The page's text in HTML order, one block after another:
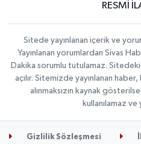
RESMİ
Sitede yayınlanan içerik ve
Yayınlanan yorumlardan Sivas
Dakika sorumlu tutulamaz.
açılır. Sitemizde yayınlanan
alınmaksızın kaynak
kullanılamaz ve
Gizlilik Sözleşmesi